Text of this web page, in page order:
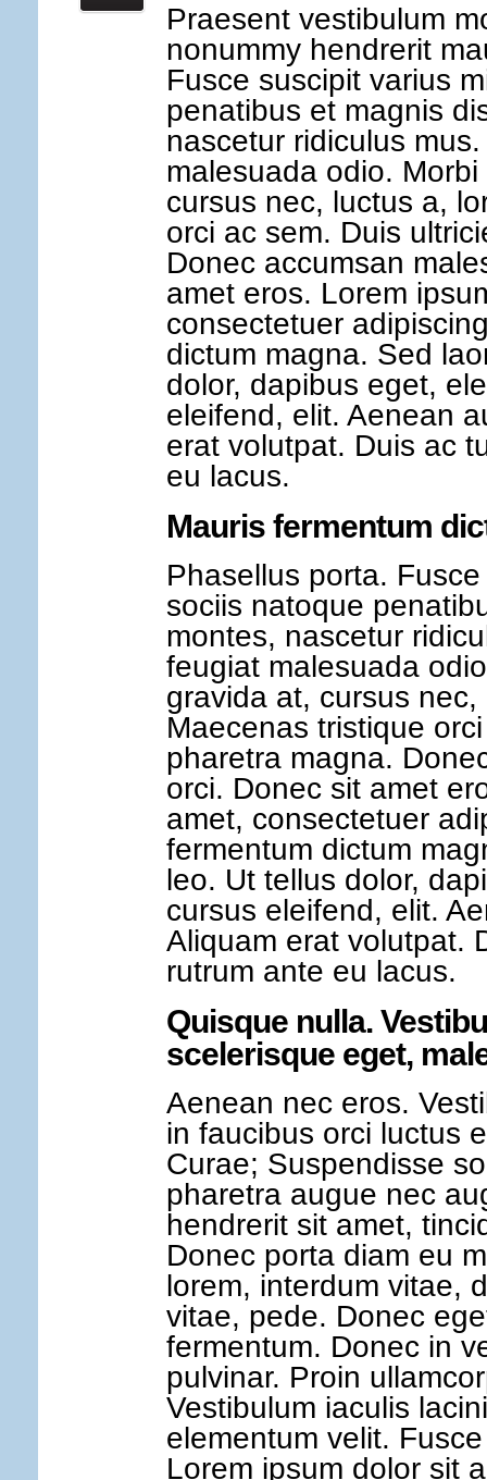
Praesent vestibulum
nonummy hendrerit
Fusce suscipit varius
penatibus et magnis
nascetur ridiculus
malesuada odio.
cursus nec, luctus a,
orci ac sem. Duis
Donec accumsan
amet eros. Lorem
consectetuer
dictum magna. Sed
dolor, dapibus eget,
eleifend, elit. Aenean
erat volutpat. Duis ac
eu lacus.
Mauris fermentum
Phasellus porta.
sociis natoque
montes, nascetur
feugiat malesuada
gravida at, cursus
Maecenas tristique
pharetra magna.
orci. Donec sit amet
amet, consectetuer
fermentum dictum
leo. Ut tellus dolor,
cursus eleifend, elit.
Aliquam erat volutpat.
rutrum ante eu lacus.
Quisque nulla.
scelerisque eget,
Aenean nec eros.
in faucibus orci luctus
Curae; Suspendisse
pharetra augue nec
hendrerit sit amet,
Donec porta diam eu
lorem, interdum vitae,
vitae, pede. Donec
fermentum. Donec in
pulvinar. Proin
Vestibulum iaculis
elementum velit.
Lorem ipsum dolor sit